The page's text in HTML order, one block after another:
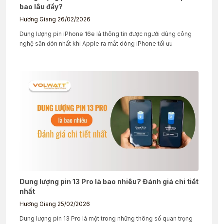
bao lâu đầy?
Hương Giang 26/02/2026
Dung lượng pin iPhone 16e là thông tin được người dùng công
nghệ săn đón nhất khi Apple ra mắt dòng iPhone tối ưu
Dung lượng pin 13 Pro là bao nhiêu? Đánh giá chi tiết
nhất
Hương Giang 25/02/2026
Dung lượng pin 13 Pro là một trong những thông số quan trọng